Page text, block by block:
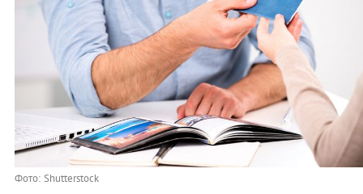
Фото: Shutterstock